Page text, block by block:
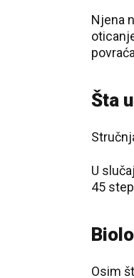
Njena
Šta
U
45
Osim